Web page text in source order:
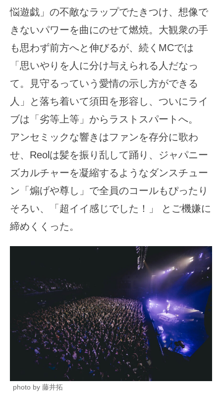
悩遊戯」の不敵なラップでたきつけ、想像で
きないパワーを曲にのせて燃焼。大観衆の手
も思わず前方へと伸びるが、続くMCでは
「思いやりを人に分け与えられる人だなっ
て。見守るっていう愛情の示し方ができる
人」と落ち着いて須田を形容し、ついにライ
ブは「劣等上等」からラストスパートへ。
アンセミックな響きはファンを存分に歌わ
せ、Reolは髪を振り乱して踊り、ジャパニー
ズカルチャーを凝縮するようなダンスチュー
ン「煽げや尊し」で全員のコールもぴったり
そろい、「超イイ感じでした！」 とご機嫌に
締めくくった。
photo by 藤井拓